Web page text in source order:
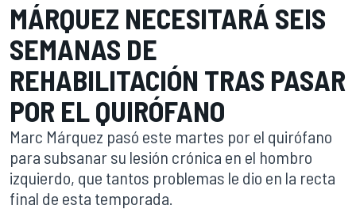
MÁRQUEZ NECESITARÁ SEIS
SEMANAS DE
REHABILITACIÓN TRAS PASAR
POR EL QUIRÓFANO
Marc Márquez pasó este martes por el quirófano
para subsanar su lesión crónica en el hombro
izquierdo, que tantos problemas le dio en la recta
final de esta temporada.